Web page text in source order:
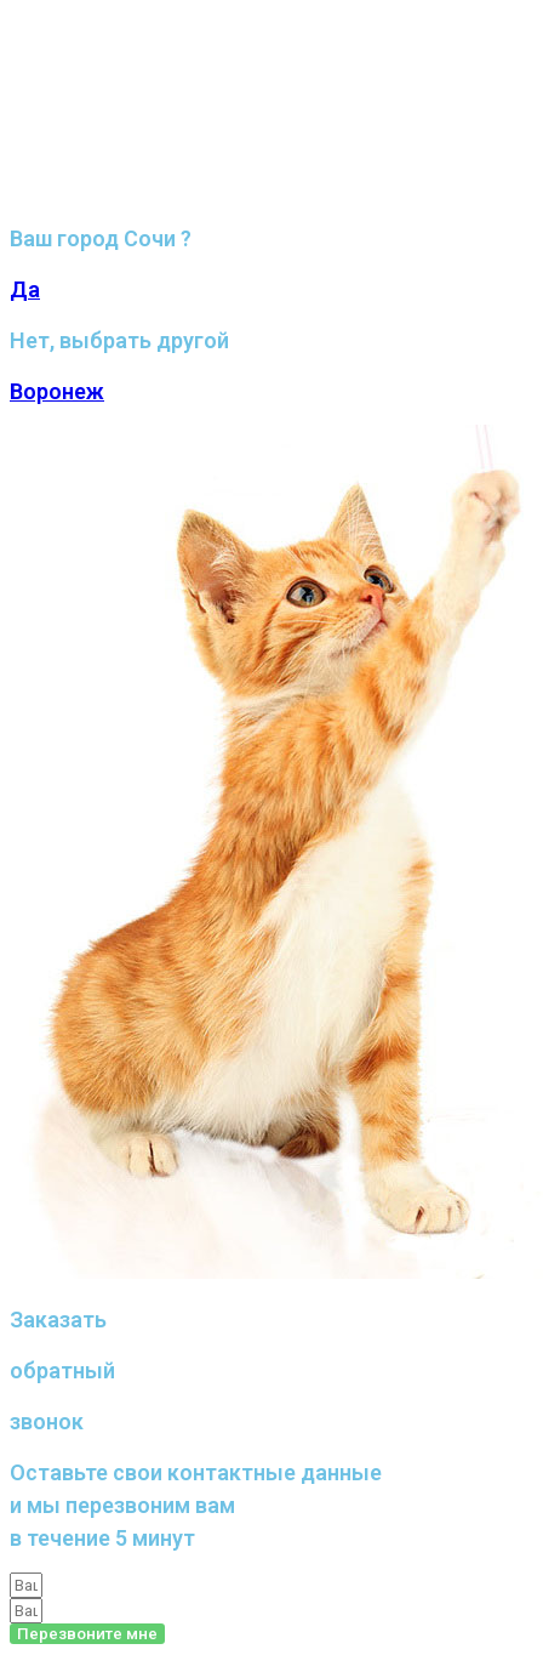
Ваш город Сочи ?
Да
Нет, выбрать другой
Воронеж
Заказать
обратный
звонок
Оставьте свои контактные данные
и мы перезвоним вам
в течение 5 минут
Перезвоните мне